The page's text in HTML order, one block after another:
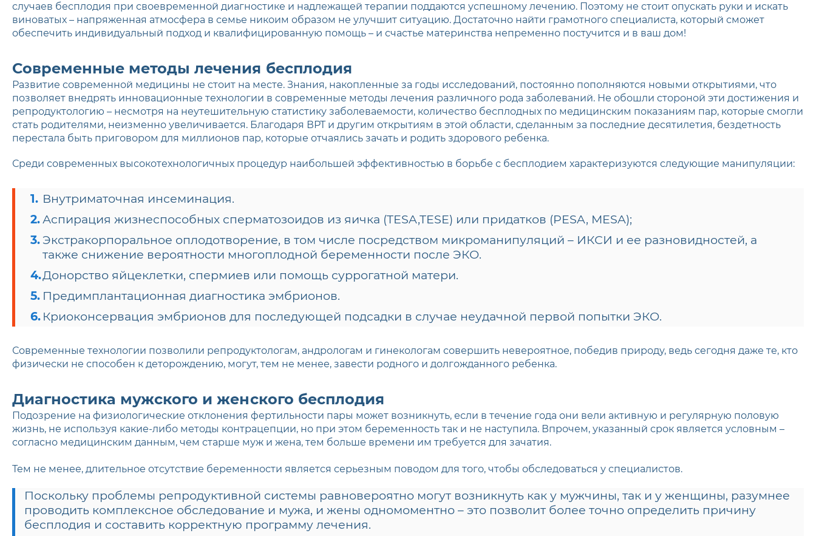
случаев бесплодия при своевременной диагностике и надлежащей терапии поддаются успешному лечению. Поэтому не стоит опускать руки и искать
виноватых – напряженная атмосфера в семье никоим образом не улучшит ситуацию. Достаточно найти грамотного специалиста, который сможет
обеспечить индивидуальный подход и квалифицированную помощь – и счастье материнства непременно постучится и в ваш дом!
Современные методы лечения бесплодия
Развитие современной медицины не стоит на месте. Знания, накопленные за годы исследований, постоянно пополняются новыми открытиями, что
позволяет внедрять инновационные технологии в современные методы лечения различного рода заболеваний. Не обошли стороной эти достижения и
репродуктологию – несмотря на неутешительную статистику заболеваемости, количество бесплодных по медицинским показаниям пар, которые смогли
стать родителями, неизменно увеличивается. Благодаря ВРТ и другим открытиям в этой области, сделанным за последние десятилетия, бездетность
перестала быть приговором для миллионов пар, которые отчаялись зачать и родить здорового ребенка.
Среди современных высокотехнологичных процедур наибольшей эффективностью в борьбе с бесплодием характеризуются следующие манипуляции:
Внутриматочная инсеминация.
Аспирация жизнеспособных сперматозоидов из яичка (TESA,TESE) или придатков (PESA, MESA);
Экстракорпоральное оплодотворение, в том числе посредством микроманипуляций – ИКСИ и ее разновидностей, а
также снижение вероятности многоплодной беременности после ЭКО.
Донорство яйцеклетки, спермиев или помощь суррогатной матери.
Предимплантационная диагностика эмбрионов.
Криоконсервация эмбрионов для последующей подсадки в случае неудачной первой попытки ЭКО.
Современные технологии позволили репродуктологам, андрологам и гинекологам совершить невероятное, победив природу, ведь сегодня даже те, кто
физически не способен к деторождению, могут, тем не менее, завести родного и долгожданного ребенка.
Диагностика мужского и женского бесплодия
Подозрение на физиологические отклонения фертильности пары может возникнуть, если в течение года они вели активную и регулярную половую
жизнь, не используя какие-либо методы контрацепции, но при этом беременность так и не наступила. Впрочем, указанный срок является условным –
согласно медицинским данным, чем старше муж и жена, тем больше времени им требуется для зачатия.
Тем не менее, длительное отсутствие беременности является серьезным поводом для того, чтобы обследоваться у специалистов.
Поскольку проблемы репродуктивной системы равновероятно могут возникнуть как у мужчины, так и у женщины, разумнее
проводить комплексное обследование и мужа, и жены одномоментно – это позволит более точно определить причину
бесплодия и составить корректную программу лечения.